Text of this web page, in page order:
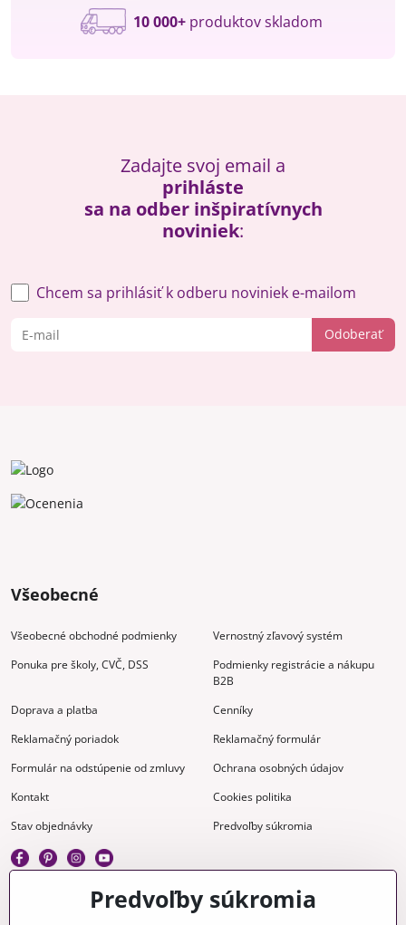
10 000+produktov skladom
Zadajte svoj email a
prihláste
sa na odber inšpiratívnych
noviniek:
Odoberať
Chcem sa prihlásiť k odberu noviniek e-mailom
Všeobecné
Všeobecné obchodné podmienky
Vernostný zľavový systém
Ponuka pre školy, CVČ, DSS
Podmienky registrácie a nákupu
B2B
Doprava a platba
Cenníky
Reklamačný poriadok
Reklamačný formulár
Formulár na odstúpenie od zmluvy
Ochrana osobných údajov
Kontakt
Cookies politika
Stav objednávky
Predvoľby súkromia
Predvoľby súkromia